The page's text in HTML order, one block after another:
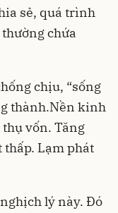
sẻ, quá trình
chứa
chịu, “sống
thành.Nền kinh
vốn. Tăng
thấp. Lạm phát
lý này. Đó